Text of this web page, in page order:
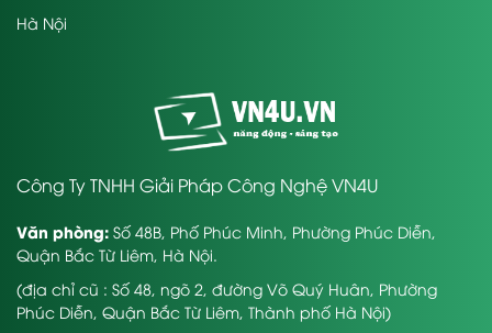
Hà Nội
Công Ty TNHH Giải Pháp Công Nghệ VN4U
Văn phòng: Số 48B, Phố Phúc Minh, Phường Phúc Diễn,
Quận Bắc Từ Liêm, Hà Nội.
(địa chỉ cũ : Số 48, ngõ 2, đường Võ Quý Huân, Phường
Phúc Diễn, Quận Bắc Từ Liêm, Thành phố Hà Nội)